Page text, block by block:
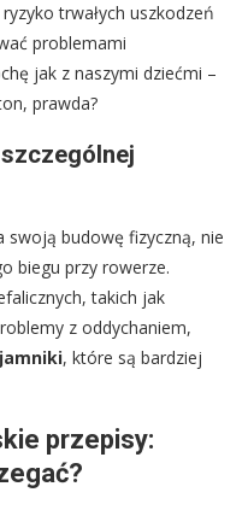
trwałych uszkodzeń
problemami
jak z naszymi dziećmi –
prawda?
swoją budowę fizyczną, nie
biegu przy rowerze.
takich jak
z oddychaniem,
jamniki, które są bardziej
przepisy: